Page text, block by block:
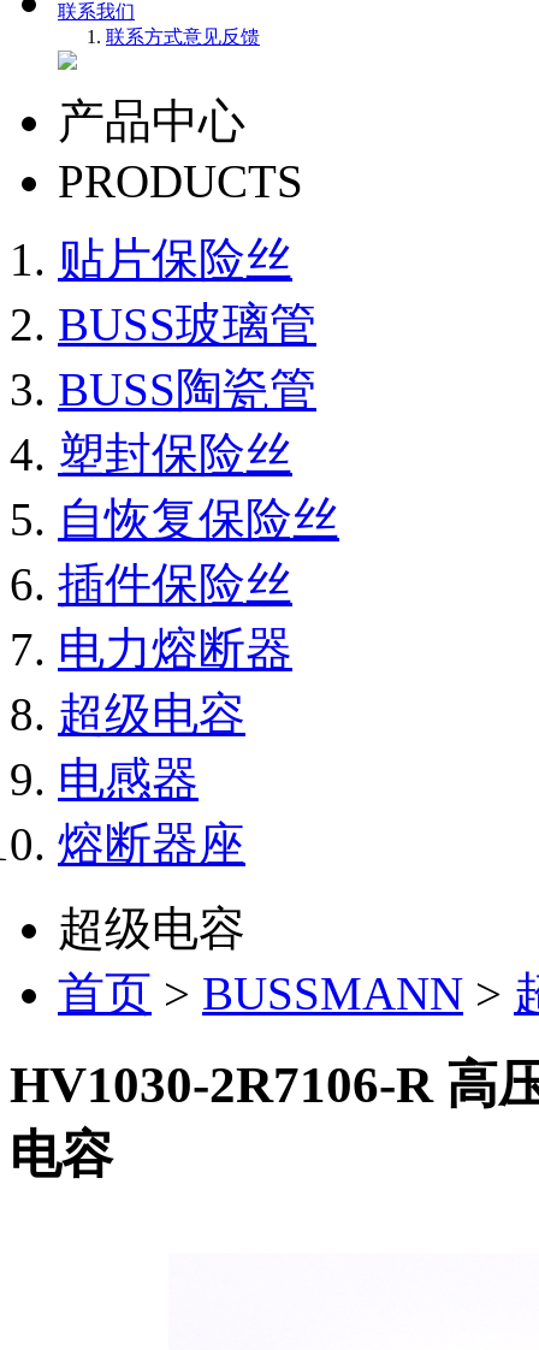
联系我们
联系方式意见反馈
产品中心
PRODUCTS
贴片保险丝
BUSS玻璃管
BUSS陶瓷管
塑封保险丝
自恢复保险丝
插件保险丝
电力熔断器
超级电容
电感器
熔断器座
超级电容
首页 > BUSSMANN >
HV1030-2R7106-R 高
电容